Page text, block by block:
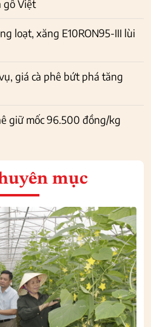
gỗ Việt
loạt, xăng E10RON95-III lùi
giá cà phê bứt phá tăng
giữ mốc 96.500 đồng/kg
mục